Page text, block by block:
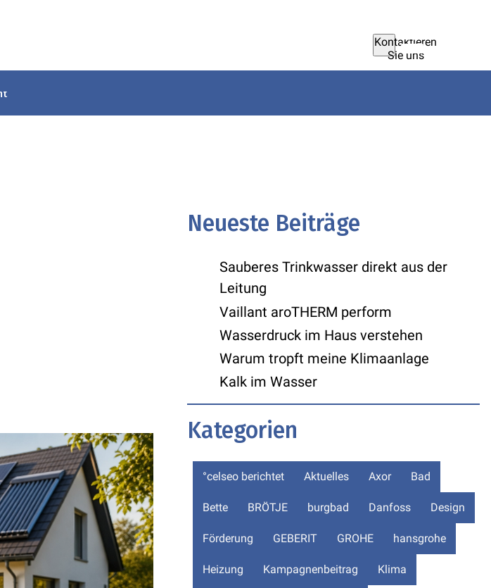
Kontaktieren
Sie uns
Neueste Beiträge
Sauberes Trinkwasser direkt aus der
Leitung
Vaillant aroTHERM perform
Wasserdruck im Haus verstehen
Warum tropft meine Klimaanlage
Kalk im Wasser
Kategorien
°celseo berichtet Aktuelles Axor Bad
Bette BRÖTJE burgbad Danfoss Design
Förderung GEBERIT GROHE hansgrohe
Heizung Kampagnenbeitrag Klima